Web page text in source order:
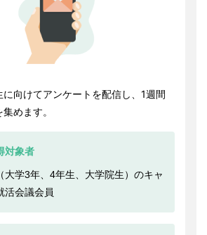
向けてアンケートを配信し、1週間
めます。
対象者
大学3年、4年生、大学院生）のキャ
活会議会員